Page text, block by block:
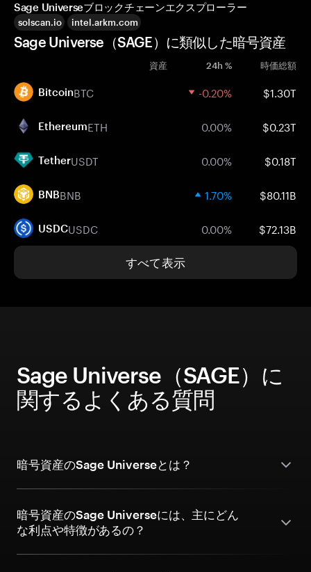
Sage Universeブロックチェーンエクスプローラー
solscan.io intel.arkm.com
Sage Universe（SAGE）に類似した暗号資産
資産 24h % 時価総額
BitcoinBTC -0.20% $1.30T
EthereumETH 0.00% $0.23T
TetherUSDT 0.00% $0.18T
BNBBNB 1.70% $80.11B
USDCUSDC 0.00% $72.13B
すべて表示
Sage Universe（SAGE）に
関するよくある質問
暗号資産のSage Universeとは？
暗号資産のSage Universeには、主にどん
な利点や特徴があるの？